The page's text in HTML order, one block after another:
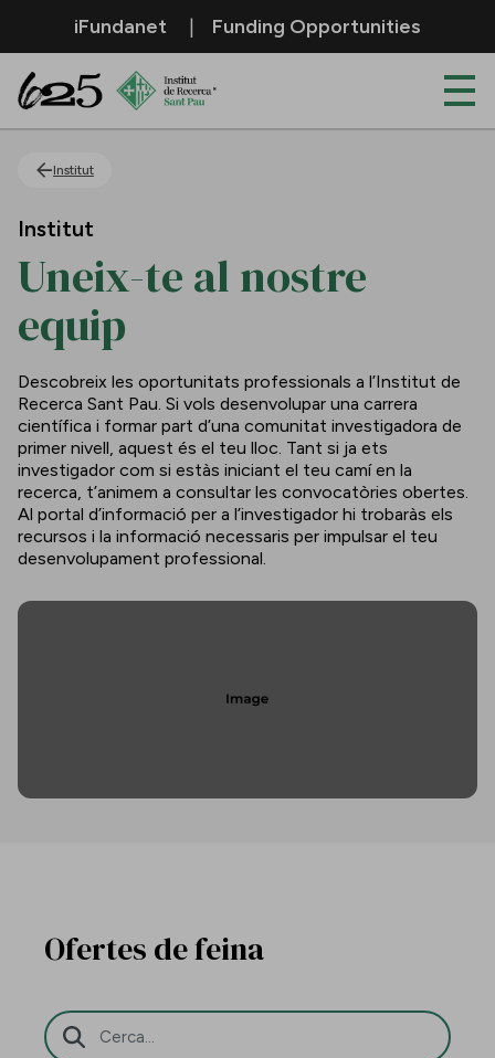
Salta al contingut principal
iFundanet Funding Opportunities
Institut
Institut
Uneix-te al nostre
equip
Descobreix les oportunitats professionals a l’Institut de
Recerca Sant Pau. Si vols desenvolupar una carrera
científica i formar part d’una comunitat investigadora de
primer nivell, aquest és el teu lloc. Tant si ja ets
investigador com si estàs iniciant el teu camí en la
recerca, t’animem a consultar les convocatòries obertes.
Al portal d’informació per a l’investigador hi trobaràs els
recursos i la informació necessaris per impulsar el teu
desenvolupament professional.
Ofertes de feina
Barra de cerca